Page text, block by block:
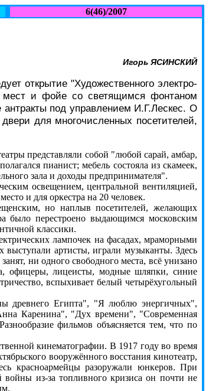
6(46)/2007
Игорь ЯСИНСКИЙ
открытие "Художественного электро-
мест и фойе со светящимся фонтаном
под управлением И.Г.Лескес. О
для многочисленных посетителей,
представляли собой "любой сарай, амбар,
пианист; мебель состояла из скамеек,
зала и доходы предпринимателя".
освещением, центральной вентиляцией,
и для оркестра на 20 человек.
но наплыв посетителей, желающих
было перестроено выдающимся московским
классики.
лампочек на фасадах, мраморными
артисты, играли музыканты. Здесь
ни одного свободного места, всё унизано
офицеры, лицеисты, модные шляпки, синие
вспыхивает белый четырёхугольный
древнего Египта", "Я люблю энергичных",
Каренина", "Дух времени", "Современная
фильмов объясняется тем, что по
кинематографии. В 1917 году во время
вооружённого восстания кинотеатр,
красноармейцы разоружали юнкеров. При
из-за топливного кризиса он почти не